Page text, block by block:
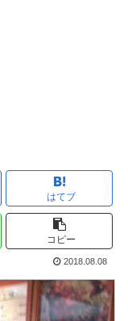
はてブ
コピー
2018.08.08